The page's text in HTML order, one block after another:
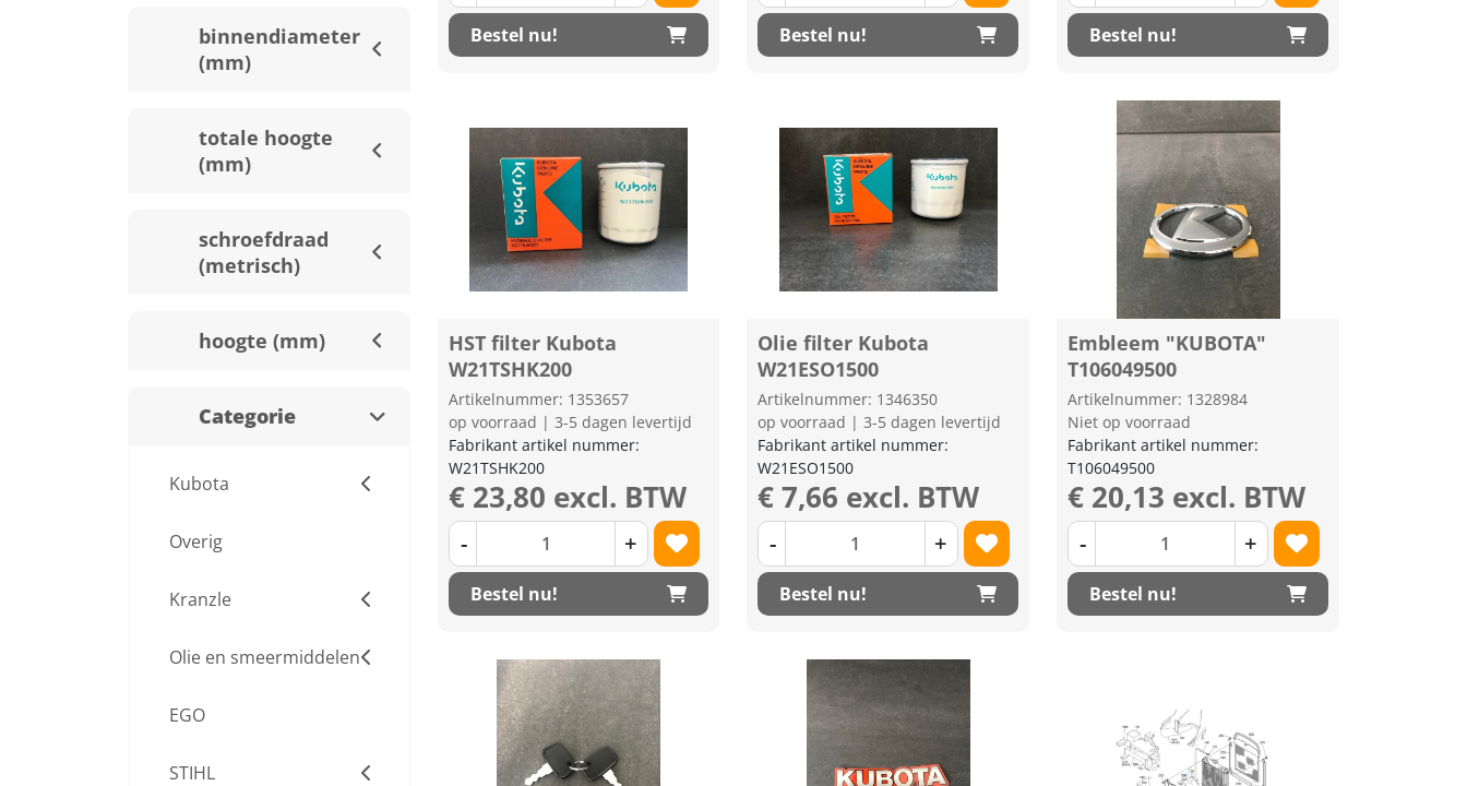
binnendiameter
(mm)
totale hoogte
(mm)
schroefdraad
(metrisch)
hoogte (mm)
Categorie
Kubota
Overig
Kranzle
Olie en smeermiddelen
EGO
STIHL
Bestel nu! Bestel nu! Bestel nu!
HST filter Kubota
W21TSHK200
Artikelnummer: 1353657
op voorraad | 3-5 dagen levertijd
Fabrikant artikel nummer:
W21TSHK200
€ 23,80 excl. BTW
- +
Bestel nu!
Olie filter Kubota
W21ESO1500
Artikelnummer: 1346350
op voorraad | 3-5 dagen levertijd
Fabrikant artikel nummer:
W21ESO1500
€ 7,66 excl. BTW
- +
Bestel nu!
Embleem "KUBOTA"
T106049500
Artikelnummer: 1328984
Niet op voorraad
Fabrikant artikel nummer:
T106049500
€ 20,13 excl. BTW
- +
Bestel nu!